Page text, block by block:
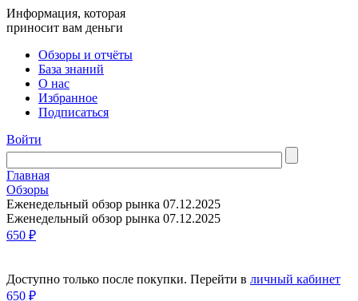
Информация, которая
приносит вам деньги
Обзоры и отчёты
База знаний
О нас
Избранное
Подписаться
Войти
Главная
Обзоры
Еженедельный обзор рынка 07.12.2025
Еженедельный обзор рынка 07.12.2025
650 ₽
Доступно только после покупки. Перейти в личный кабинет
650 ₽